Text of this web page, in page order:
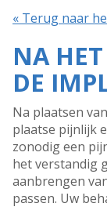
« Terug naar
NA
DE
Na plaatsen
plaatse pijnlijk
zonodig een
het verstandig
aanbrengen
passen. Uw